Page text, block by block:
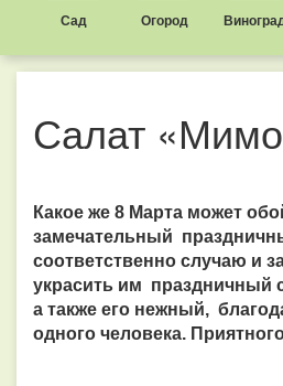
Сад Огород
Салат
Какое же 8 Марта может
замечательный
соответственно случаю и
украсить им праздничный
а также его нежный,
одного человека.